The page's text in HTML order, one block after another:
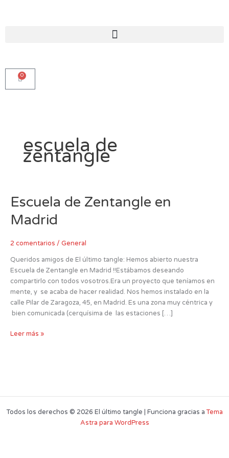
0
Carro
escuela de
zentangle
Escuela de Zentangle en
Madrid
2 comentarios / General
Queridos amigos de El último tangle: Hemos abierto nuestra
Escuela de Zentangle en Madrid !!Estábamos deseando
compartirlo con todos vosotros.Era un proyecto que teníamos en
mente, y se acaba de hacer realidad. Nos hemos instalado en la
calle Pilar de Zaragoza, 45, en Madrid. Es una zona muy céntrica y
bien comunicada (cerquísima de las estaciones […]
Escuela
de
Zentangle
Madrid
Leer más »
Todos los derechos © 2026 El último tangle | Funciona gracias aTema
Astra para WordPress